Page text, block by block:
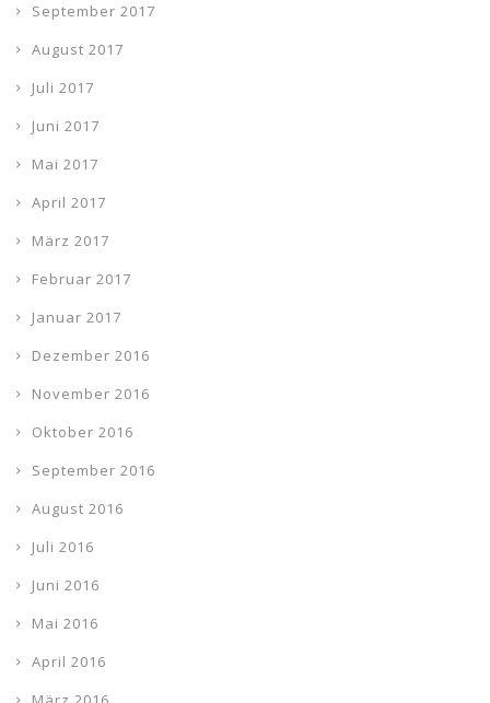
September 2017
August 2017
Juli 2017
Juni 2017
Mai 2017
April 2017
März 2017
Februar 2017
Januar 2017
Dezember 2016
November 2016
Oktober 2016
September 2016
August 2016
Juli 2016
Juni 2016
Mai 2016
April 2016